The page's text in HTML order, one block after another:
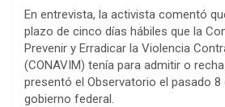
En entrevista, la activista comentó
plazo de cinco días hábiles que la
Prevenir y Erradicar la Violencia
(CONAVIM) tenía para admitir o
presentó el Observatorio el pasado
gobierno federal.